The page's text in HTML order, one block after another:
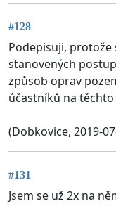
#128
Podepisuji, protože
stanovených
způsob oprav
účastníků na
(Dobkovice, 2019-
#131
Jsem se už 2x na